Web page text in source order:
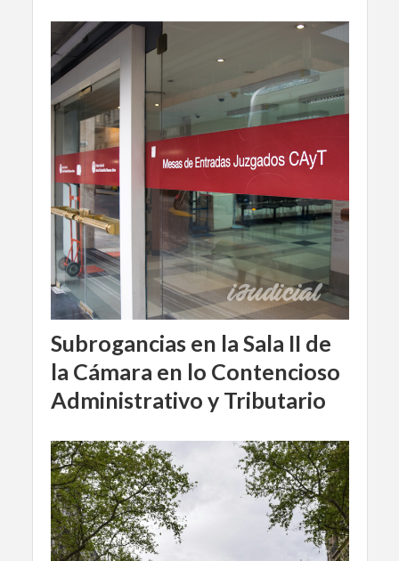
Subrogancias en la Sala II de
la Cámara en lo Contencioso
Administrativo y Tributario